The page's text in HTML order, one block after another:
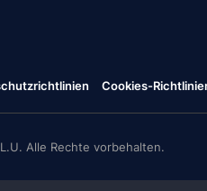
Cookies-
Alle Rechte vorbehalten.